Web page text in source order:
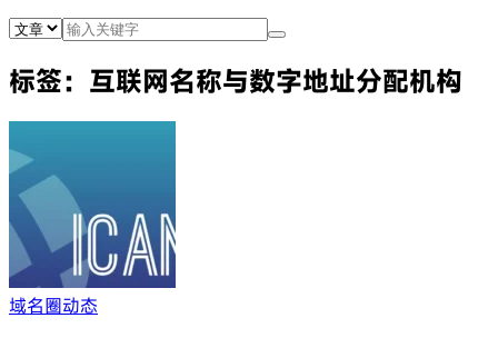
标签：互联网名称与数字地址分配机构
域名圈动态